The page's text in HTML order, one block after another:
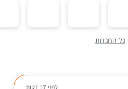
כל החברות
לפני 17 דקות